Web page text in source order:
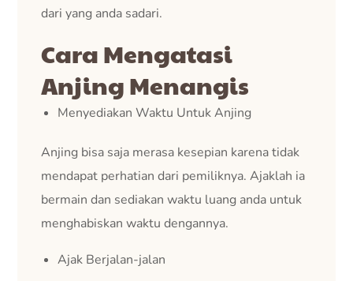
dari yang anda sadari.
Cara Mengatasi
Anjing Menangis
Menyediakan Waktu Untuk Anjing
Anjing bisa saja merasa kesepian karena tidak
mendapat perhatian dari pemiliknya. Ajaklah ia
bermain dan sediakan waktu luang anda untuk
menghabiskan waktu dengannya.
Ajak Berjalan-jalan